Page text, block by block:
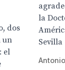
dos
un
el
la
Sevilla